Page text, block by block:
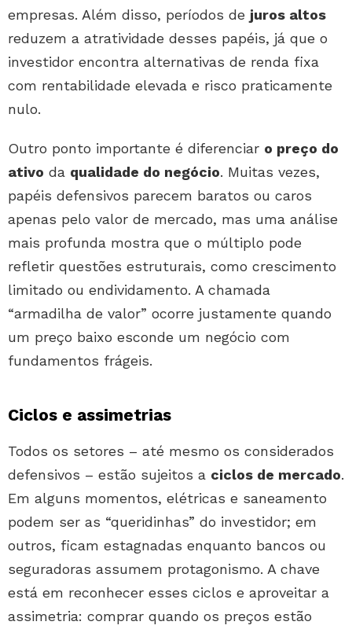
empresas. Além disso, períodos de juros altos
reduzem a atratividade desses papéis, já que o
investidor encontra alternativas de renda fixa
com rentabilidade elevada e risco praticamente
nulo.
Outro ponto importante é diferenciar o preço do
ativo da qualidade do negócio. Muitas vezes,
papéis defensivos parecem baratos ou caros
apenas pelo valor de mercado, mas uma análise
mais profunda mostra que o múltiplo pode
refletir questões estruturais, como crescimento
limitado ou endividamento. A chamada
“armadilha de valor” ocorre justamente quando
um preço baixo esconde um negócio com
fundamentos frágeis.
Ciclos e assimetrias
Todos os setores – até mesmo os considerados
defensivos – estão sujeitos a ciclos de mercado.
Em alguns momentos, elétricas e saneamento
podem ser as “queridinhas” do investidor; em
outros, ficam estagnadas enquanto bancos ou
seguradoras assumem protagonismo. A chave
está em reconhecer esses ciclos e aproveitar a
assimetria: comprar quando os preços estão